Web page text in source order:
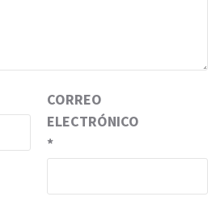
CORREO
ELECTRÓNICO
*